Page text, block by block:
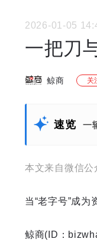
2026-01-05
一把刀
鲸商 关
速览 一
本文来自微信公
当“老字号”成为
鲸商(ID：